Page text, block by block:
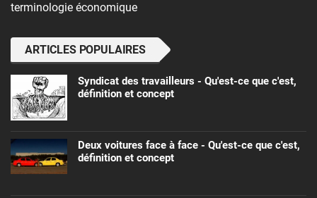
terminologie économique
ARTICLES POPULAIRES
Syndicat des travailleurs - Qu'est-ce que c'est,
définition et concept
Deux voitures face à face - Qu'est-ce que c'est,
définition et concept